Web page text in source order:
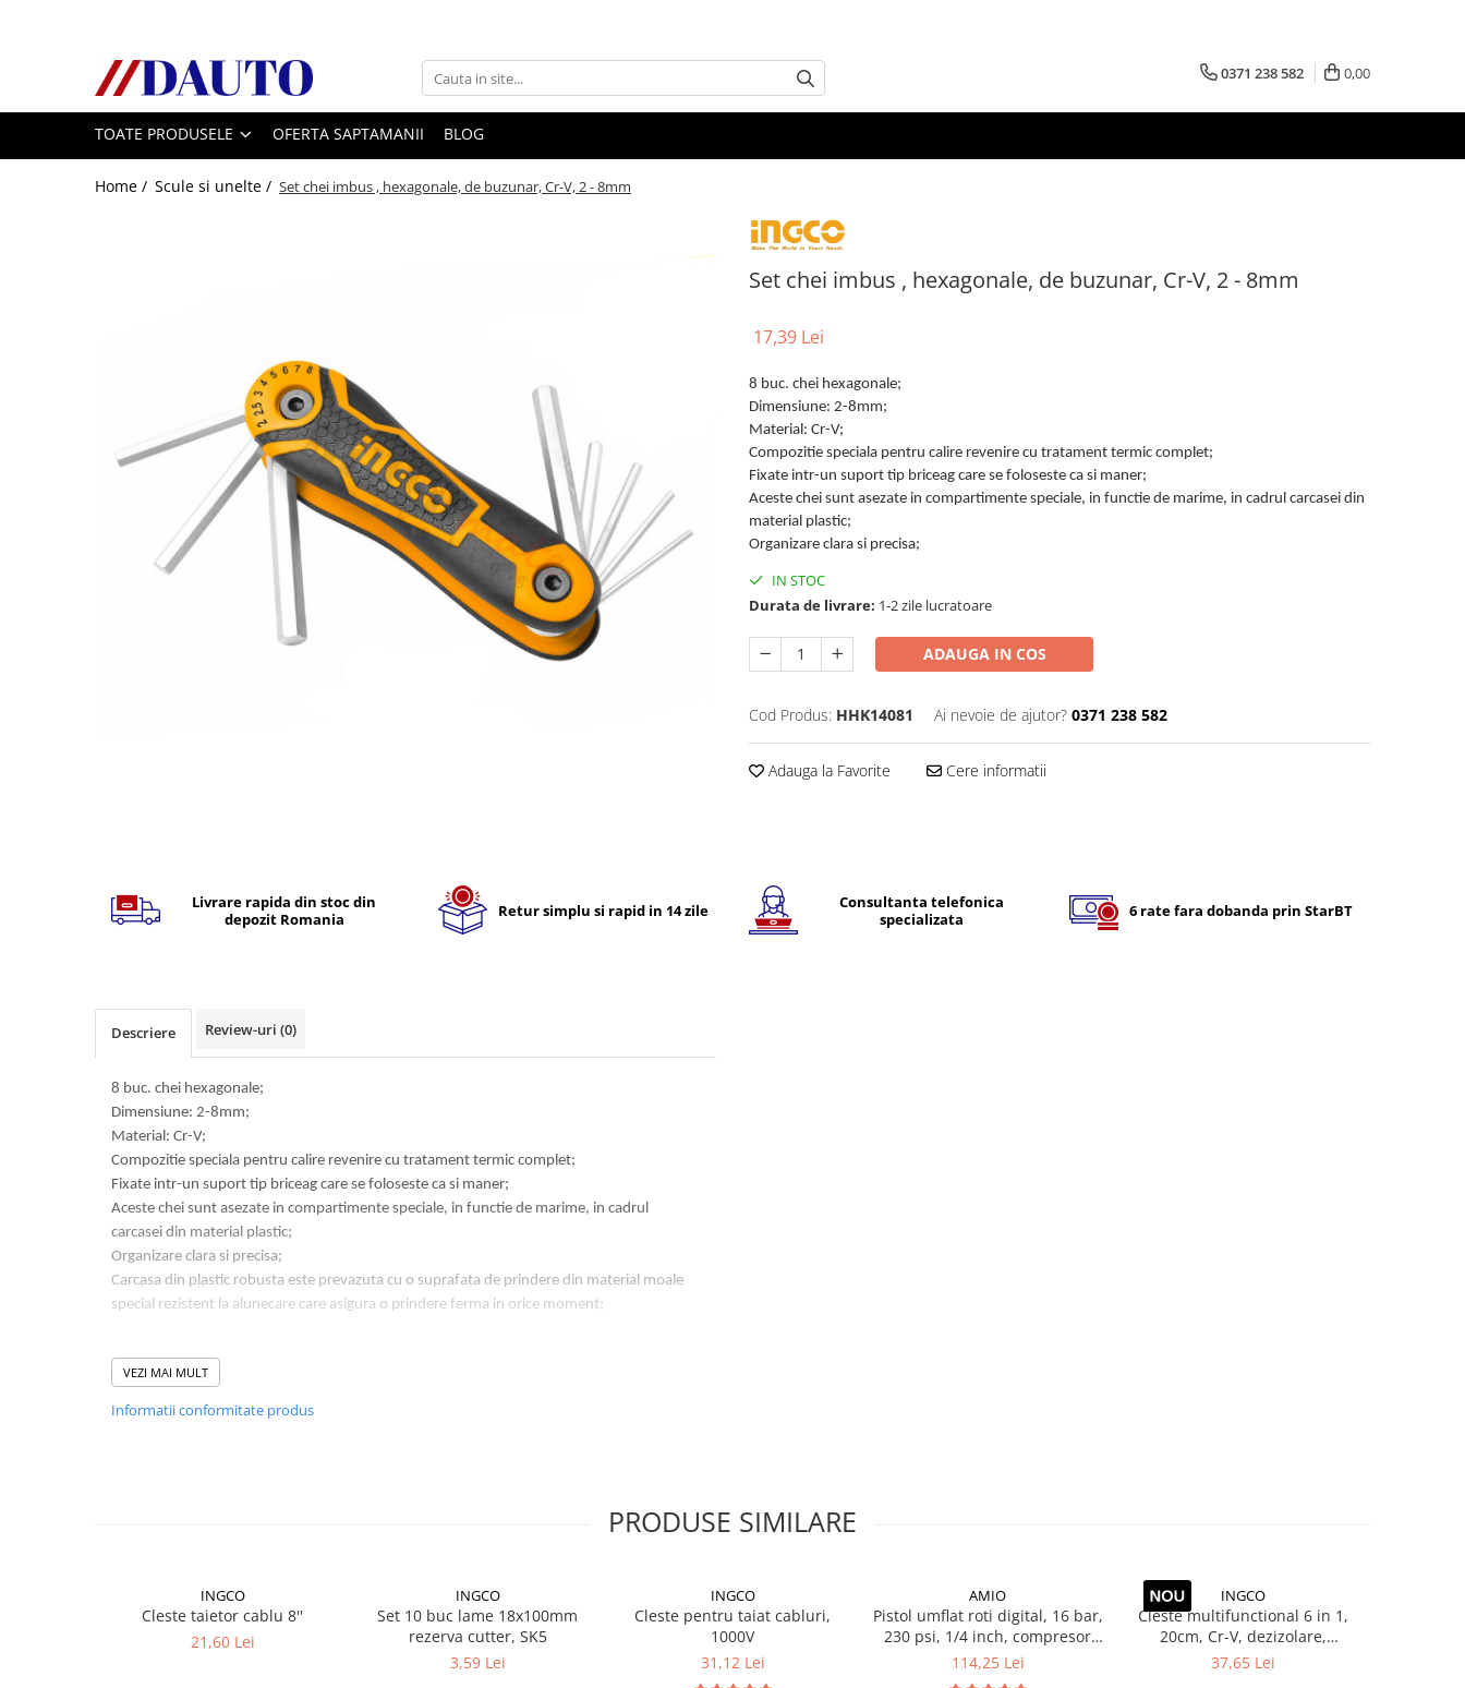
Toate Produsele
Bullbare, Suporti lumini camioane
Accesorii inox
Scania R S G P Next Generation
Volvo FH 2 Euro 4
Volvo FH 4 Euro 6
Volvo Model FM
Lumini, Becuri, Proiectoare
Accesorii iluminare LED camioane
Bare LED (LED Bar) off-road, auto
Becuri Halogen Auto
Becuri Xenon Auto
Lampi interior, Plafoniere
0371 238 582 0,00
TOATE PRODUSELE OFERTA SAPTAMANII BLOG
Home / Scule si unelte / Set chei imbus , hexagonale, de buzunar, Cr-V, 2 - 8mm
Set chei imbus , hexagonale, de buzunar, Cr-V, 2 - 8mm
Facebook
17,39 Lei
8 buc. chei hexagonale;
Dimensiune: 2-8mm;
Material: Cr-V;
Compozitie speciala pentru calire revenire cu tratament termic complet;
Fixate intr-un suport tip briceag care se foloseste ca si maner;
Aceste chei sunt asezate in compartimente speciale, in functie de marime, in cadrul carcasei din
material plastic;
Organizare clara si precisa;
IN STOC
Durata de livrare: 1-2 zile lucratoare
ADAUGA IN COS
Cod Produs: HHK14081 Ai nevoie de ajutor? 0371 238 582
Adauga la Favorite Cere informatii
Livrare rapida din stoc din
depozit Romania
Retur simplu si rapid in 14 zile
Consultanta telefonica
specializata
6 rate fara dobanda prin StarBT
Descriere Review-uri (0)
8 buc. chei hexagonale;
Dimensiune: 2-8mm;
Material: Cr-V;
Compozitie speciala pentru calire revenire cu tratament termic complet;
Fixate intr-un suport tip briceag care se foloseste ca si maner;
Aceste chei sunt asezate in compartimente speciale, in functie de marime, in cadrul
carcasei din material plastic;
Organizare clara si precisa;
Carcasa din plastic robusta este prevazuta cu o suprafata de prindere din material moale
special rezistent la alunecare care asigura o prindere ferma in orice moment;
VEZI MAI MULT
Informatii conformitate produs
PRODUSE SIMILARE
INGCO
Cleste taietor cablu 8''
21,60 Lei
INGCO
Set 10 buc lame 18x100mm
rezerva cutter, SK5
3,59 Lei
INGCO
Cleste pentru taiat cabluri,
1000V
31,12 Lei
AMIO
Pistol umflat roti digital, 16 bar,
230 psi, 1/4 inch, compresor
aer pentru anvelope auto
114,25 Lei
INGCO
Cleste multifunctional 6 in 1,
20cm, Cr-V, dezizolare,
sertizare, taiere cabluri
37,65 Lei